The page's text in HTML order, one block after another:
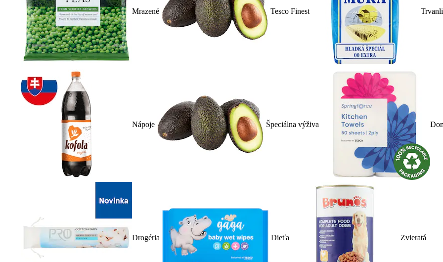
Mrazené Tesco Finest
Nápoje Špeciálna výživa
Drogéria Dieťa Zvieratá